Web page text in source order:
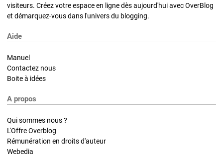
visiteurs. Créez votre espace en ligne dès aujourd'hui avec OverBlog
et démarquez-vous dans l'univers du blogging.
Aide
Manuel
Contactez nous
Boite à idées
A propos
Qui sommes nous ?
L'Offre Overblog
Rémunération en droits d'auteur
Webedia